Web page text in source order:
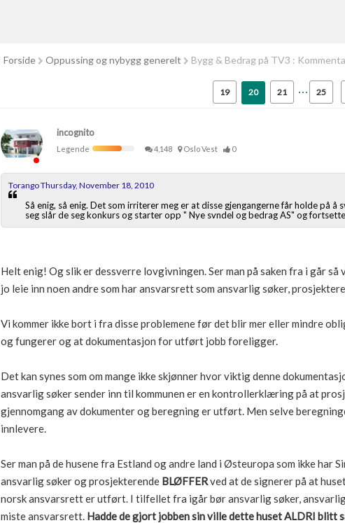
Forside Oppussing og nybygg generelt Bygg & Bedrag på TV3 :
19 20 21 25
incognito
Legende
4,148 Oslo Vest 0
Torango Thursday, November 18, 2010
Så enig, så enig. Det som irriterer meg er at disse gjengangerne får holde på
seg slår de seg konkurs og starter opp " Nye svndel og bedrag AS" og
Helt enig! Og slik er dessverre lovgivningen. Ser man på saken fra i går
jo leie inn noen andre som har ansvarsrett som ansvarlig søker,
Vi kommer ikke bort i fra disse problemene før det blir mer eller mindre
og fungerer og at dokumentasjon for utført jobb foreligger.
Det kan synes som om mange ikke skjønner hvor viktig denne
ansvarlig søker sender inn til kommunen er en kontrollerklæring på at
gjennomgang av dokumenter og beregning er utført. Men selve
innlevere.
Ser man på de husene fra Estland og andre land i Østeuropa som ikke har
ansvarlig søker og prosjekterende BLØFFERved at de signerer på at
norsk ansvarsrett er utført. I tilfellet fra igår bør ansvarlig søker,
miste ansvarsrett. Hadde de gjort jobben sin ville dette huset ALDRI blitt